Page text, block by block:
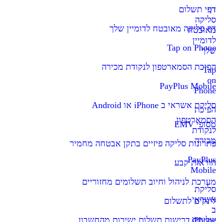
דף
סליקה
מאובטח
לדומיין
שלך
Tap
on
Phone
הפיכת
הסמארטפון
לנקודת
מכירה
PayPlus
Mobile
סליקת
אשראי
ב
iPhone
דפי תשלום
דף סליקה מאובטח לדומיין שלך
Tap on Phone
הפיכת הסמארטפון לנקודת מכירה
PayPlus Mobile
סליקת אשראי ב iPhone או Android
מסופי EMV
פתרונות סליקה פיזיים בתקן אבטחה מחמיר
הוראות קבע
מערכת לניהול וחיוב תשלומים מחזוריים
לינקים לתשלום
שליחת דרישות תשלום ישירות מהחשבון